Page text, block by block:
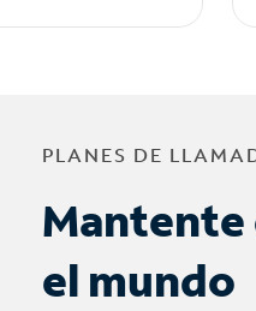
PLANES DE
el mundo